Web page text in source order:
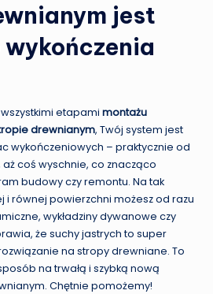
jest
etapami montażu
drewnianym, Twój system jest
wykończeniowych – praktycznie od
aż coś wyschnie, co znacząco
budowy czy remontu. Na tak
i równej powierzchni możesz od razu
wykładziny dywanowe czy
że suchy jastrych to super
na stropy drewniane. To
na trwałą i szybką nową
Chętnie pomożemy!